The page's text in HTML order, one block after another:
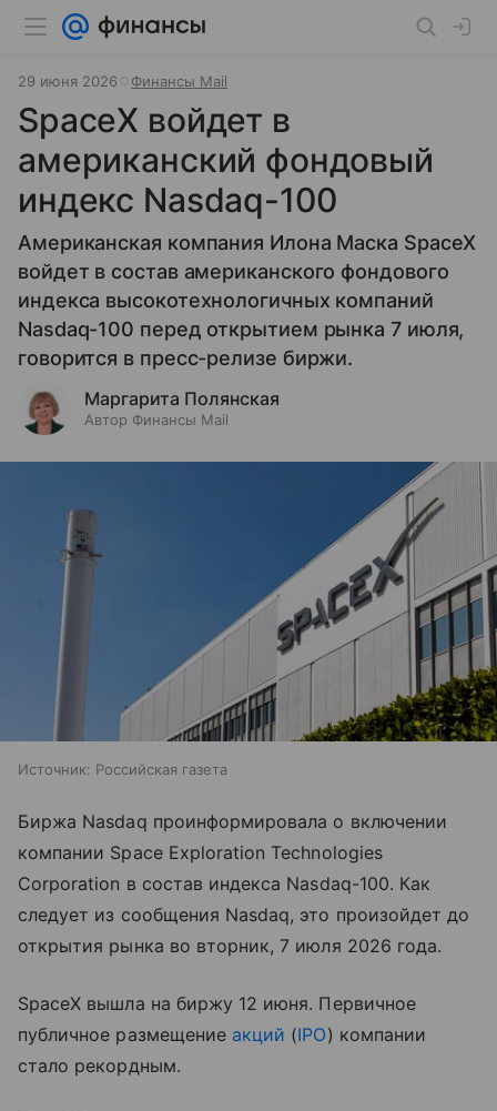
29 июня 2026 Финансы Mail
SpaceX войдет в
американский фондовый
индекс Nasdaq-100
Американская компания Илона Маска SpaceX
войдет в состав американского фондового
индекса высокотехнологичных компаний
Nasdaq-100 перед открытием рынка 7 июля,
говорится в пресс-релизе биржи.
Маргарита Полянская
Автор Финансы Mail
Источник: Российская газета
Биржа Nasdaq проинформировала о включении
компании Space Exploration Technologies
Corporation в состав индекса Nasdaq-100. Как
следует из сообщения Nasdaq, это произойдет до
открытия рынка во вторник, 7 июля 2026 года.
SpaceX вышла на биржу 12 июня. Первичное
публичное размещение акций (IPO) компании
стало рекордным.